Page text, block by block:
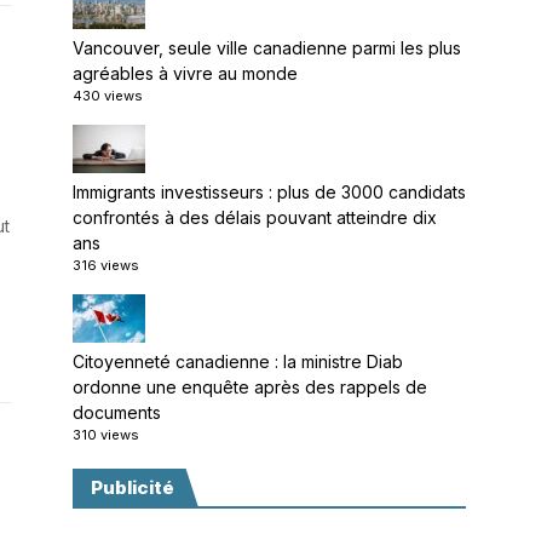
Vancouver, seule ville canadienne parmi les plus
agréables à vivre au monde
430 views
Immigrants investisseurs : plus de 3000 candidats
confrontés à des délais pouvant atteindre dix
ans
316 views
Citoyenneté canadienne : la ministre Diab
ordonne une enquête après des rappels de
documents
310 views
Publicité